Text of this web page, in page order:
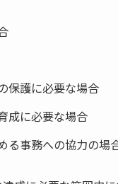
保護に必要な場合
成に必要な場合
る事務への協力の場